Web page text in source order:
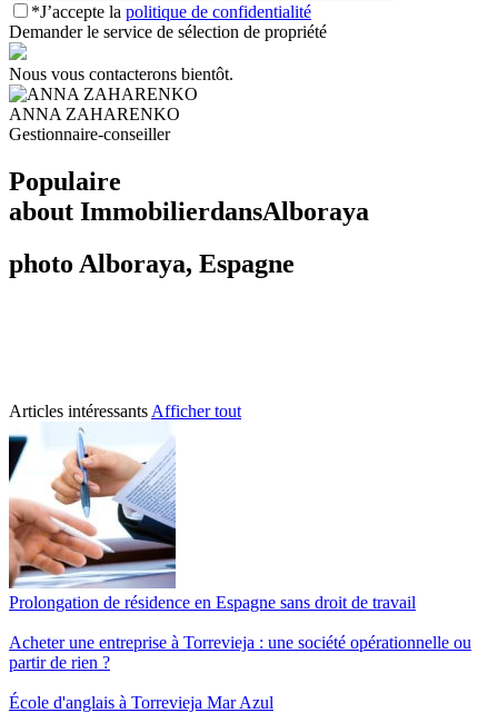
*J’accepte la politique de confidentialité
Demander le service de sélection de propriété
Nous vous contacterons bientôt.
ANNA ZAHARENKO
Gestionnaire-conseiller
Populaire
about ImmobilierdansAlboraya
photo Alboraya, Espagne
Articles intéressants Afficher tout
Prolongation de résidence en Espagne sans droit de travail
Acheter une entreprise à Torrevieja : une société opérationnelle ou
partir de rien ?
École d'anglais à Torrevieja Mar Azul